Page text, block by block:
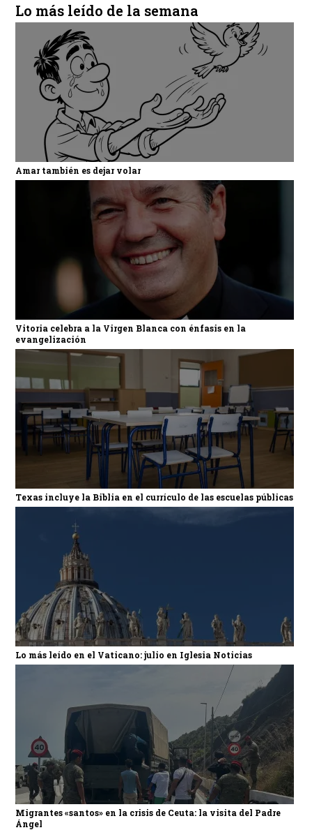
Lo más leído de la semana
Amar también es dejar volar
Vitoria celebra a la Virgen Blanca con énfasis en la
evangelización
Texas incluye la Biblia en el currículo de las escuelas públicas
Lo más leído en el Vaticano: julio en Iglesia Noticias
Migrantes «santos» en la crisis de Ceuta: la visita del Padre
Ángel